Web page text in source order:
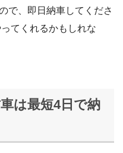
で、即日納車してくださ
てくれるかもしれな
は最短4日で納